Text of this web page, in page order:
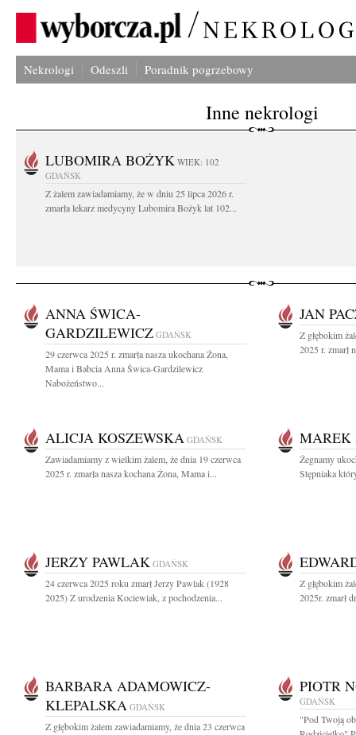
Nekrologi Odeszli Poradnik pogrzebowy
Inne nekrologi
LUBOMIRA BOŻYK WIEK: 102
GDAŃSK
Z żalem zawiadamiamy, że w dniu 25 lipca 2026 r.
zmarła lekarz medycyny Lubomira Bożyk lat 102...
ANNA ŚWICA-
GARDZILEWICZ GDAŃSK
29 czerwca 2025 r. zmarła nasza ukochana Żona,
Mama i Babcia Anna Świca-Gardzilewicz
Nabożeństwo...
JAN
Z głębokim
2025 r. zmarł
ALICJA KOSZEWSKA GDAŃSK
Zawiadamiamy z wielkim żalem, że dnia 19 czerwca
2025 r. zmarła nasza kochana Żona, Mama i...
MAREK
Żegnamy
Stępniaka
JERZY PAWLAK GDAŃSK
24 czerwca 2025 roku zmarł Jerzy Pawlak (1928
2025) Z urodzenia Kociewiak, z pochodzenia...
Z głębokim
2025r. zmarł
BARBARA ADAMOWICZ-
KLEPALSKA GDAŃSK
Z głębokim żalem zawiadamiamy, że dnia 23 czerwca
PIOTR
GDAŃSK
"Pod Twoją